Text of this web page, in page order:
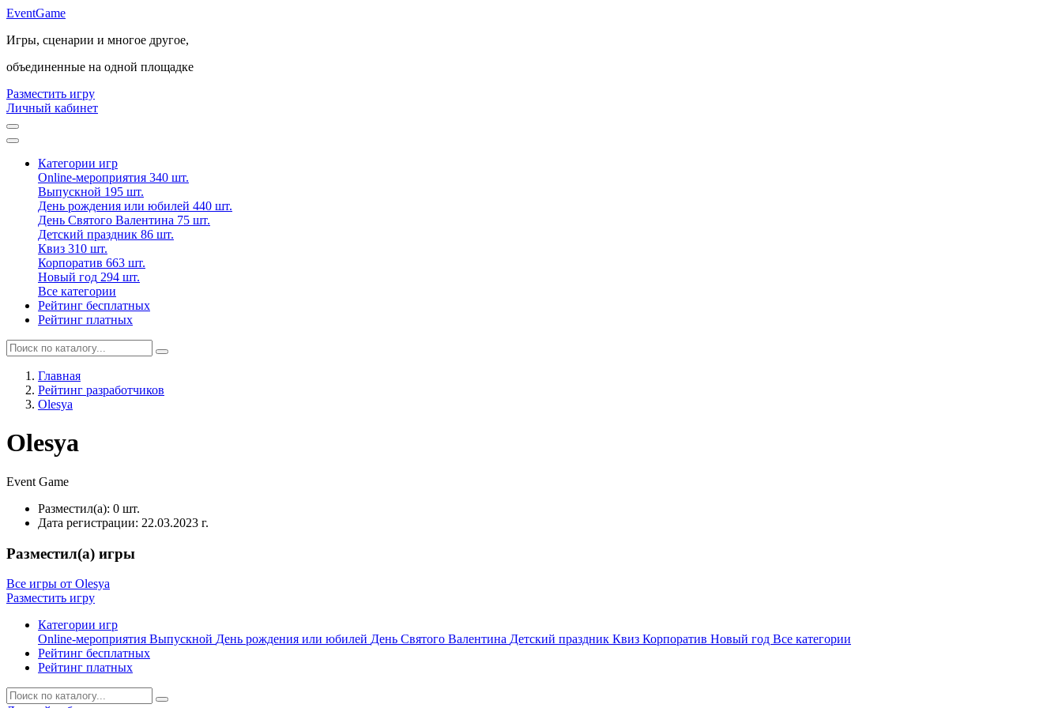
EventGame
Игры, сценарии и многое другое,
объединенные на одной площадке
Разместить игру
Личный кабинет
Категории игр
Online-мероприятия 340 шт.
Выпускной 195 шт.
День рождения или юбилей 440 шт.
День Святого Валентина 75 шт.
Детский праздник 86 шт.
Квиз 310 шт.
Корпоратив 663 шт.
Новый год 294 шт.
Все категории
Рейтинг бесплатных
Рейтинг платных
Главная
Рейтинг разработчиков
Olesya
Olesya
Event Game
Разместил(а): 0 шт.
Дата регистрации: 22.03.2023 г.
Разместил(а) игры
Все игры от Olesya
Разместить игру
Категории игр
Online-мероприятия Выпускной День рождения или юбилей День Святого Валентина Детский праздник Квиз Корпоратив Новый год Все категории
Рейтинг бесплатных
Рейтинг платных